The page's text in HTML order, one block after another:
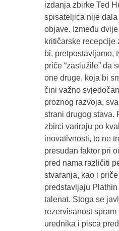
izdanja zbirke Ted
spisateljica nije
objave. Između
kritičarske recepcije
bi, pretpostavljamo,
priče “zaslužile” da
one druge, koja bi
čini važno
proznog razvoja,
strani drugog stava.
zbirci variraju po
inovativnosti, to ne
presudan faktor pri
pred nama različiti
stvaranja, kao i
predstavljaju
talenat. Stoga se
rezervisanost
urednika i pisca